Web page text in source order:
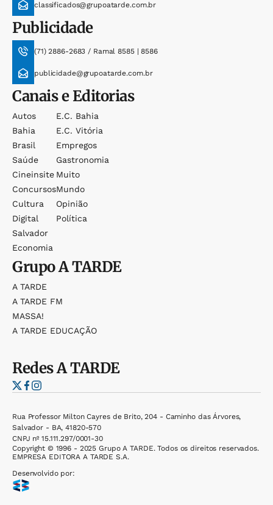
classificados@grupoatarde.com.br
Publicidade
(71) 2886-2683 / Ramal 8585 | 8586
publicidade@grupoatarde.com.br
Canais e Editorias
Autos
Bahia
Brasil
Saúde
Cineinsite
Concursos
Cultura
Digital
Salvador
Economia
E.c. Bahia
E.c. Vitória
Empregos
Gastronomia
Muito
Mundo
Opinião
Política
GrupoA TARDE
A TARDE
A TARDE FM
MASSA!
A TARDE EDUCAÇÃO
RedesA TARDE
Rua Professor Milton Cayres de Brito, 204 - Caminho das Árvores,
Salvador - BA, 41820-570
CNPJ nº 15.111.297/0001-30
Copyright © 1996 - 2025 Grupo A TARDE. Todos os direitos reservados.
EMPRESA EDITORA A TARDE S.A.
Desenvolvido por: